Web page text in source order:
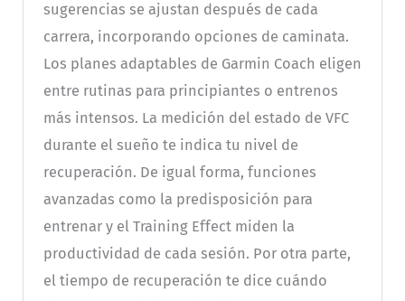
sugerencias se ajustan después de cada
carrera, incorporando opciones de caminata.
Los planes adaptables de Garmin Coach eligen
entre rutinas para principiantes o entrenos
más intensos. La medición del estado de VFC
durante el sueño te indica tu nivel de
recuperación. De igual forma, funciones
avanzadas como la predisposición para
entrenar y el Training Effect miden la
productividad de cada sesión. Por otra parte,
el tiempo de recuperación te dice cuándo